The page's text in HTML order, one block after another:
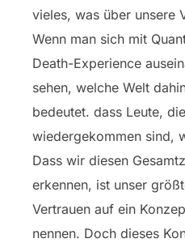
vieles, was über unsere
Wenn man sich mit
Death-Experience
sehen, welche Welt
bedeutet. dass Leute,
wiedergekommen sind,
Dass wir diesen
erkennen, ist unser
Vertrauen auf ein
nennen. Doch dieses